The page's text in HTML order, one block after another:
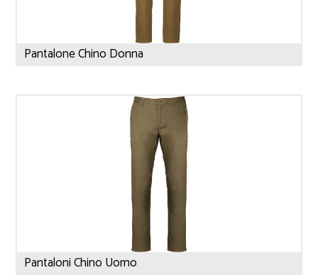
Pantalone Chino Donna
Pantaloni Chino Uomo